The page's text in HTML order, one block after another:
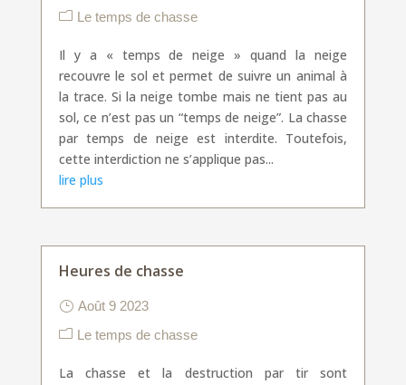
Le temps de chasse
Il y a « temps de neige » quand la neige
recouvre le sol et permet de suivre un animal à
la trace. Si la neige tombe mais ne tient pas au
sol, ce n’est pas un “temps de neige”. La chasse
par temps de neige est interdite. Toutefois,
cette interdiction ne s’applique pas...
lire plus
Heures de chasse
Août 9 2023
Le temps de chasse
La chasse et la destruction par tir sont